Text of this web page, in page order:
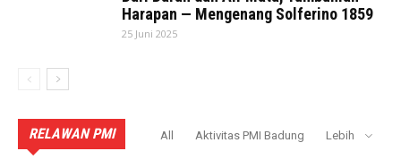
Harapan — Mengenang Solferino 1859
25 Juni 2025
RELAWAN PMI All Aktivitas PMI Badung
Lebih
AKTIVITAS PMI BADUNG